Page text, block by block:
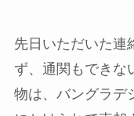
先日いただいた連
ず、通関もできな
物は、バングラデ